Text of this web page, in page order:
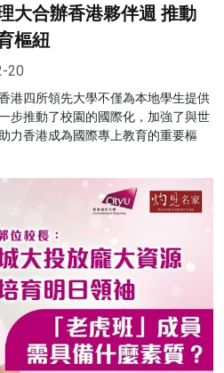
大合辦香港夥伴週 推動
樞紐
20
港四所領先大學不僅為本地學生提供
步推動了校園的國際化，加強了與世
力香港成為國際專上教育的重要樞